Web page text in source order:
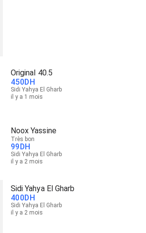
Original 40.5
450DH
Sidi Yahya El Gharb
il y a 1 mois
Noox Yassine
Très bon
99DH
Sidi Yahya El Gharb
il y a 2 mois
Sidi Yahya El Gharb
400DH
Sidi Yahya El Gharb
il y a 2 mois